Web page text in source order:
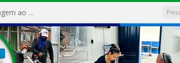
Prefeitura de Magalhães Barata realiza evento em homenagem ao Dia Internacional da Mulher